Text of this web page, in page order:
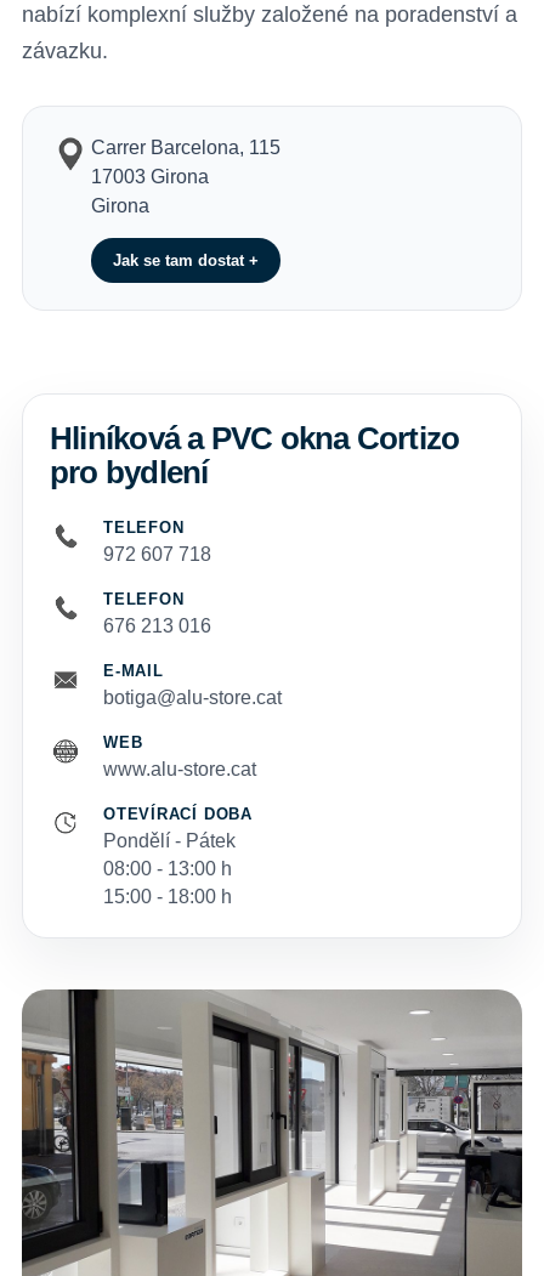
nabízí komplexní služby založené na poradenství a
závazku.
Carrer Barcelona, 115
17003 Girona
Girona
Jak se tam dostat +
Hliníková a PVC okna Cortizo
pro bydlení
TELEFON
972 607 718
TELEFON
676 213 016
E-MAIL
botiga@alu-store.cat
WEB
www.alu-store.cat
OTEVÍRACÍ DOBA
Pondělí - Pátek
08:00 - 13:00 h
15:00 - 18:00 h